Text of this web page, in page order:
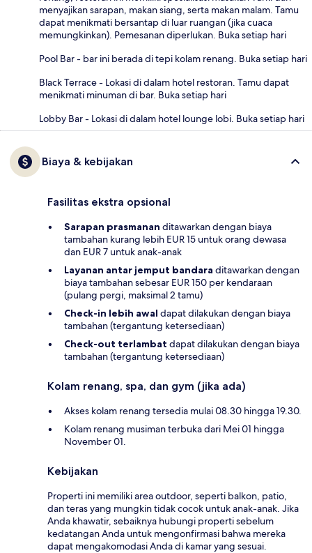
menyajikan sarapan, makan siang, serta makan malam. Tamu
dapat menikmati bersantap di luar ruangan (jika cuaca
memungkinkan). Pemesanan diperlukan. Buka setiap hari
Pool Bar - bar ini berada di tepi kolam renang. Buka setiap hari
Black Terrace - Lokasi di dalam hotel restoran. Tamu dapat
menikmati minuman di bar. Buka setiap hari
Lobby Bar - Lokasi di dalam hotel lounge lobi. Buka setiap hari
Biaya & kebijakan
Fasilitas ekstra opsional
Sarapan prasmanan ditawarkan dengan biaya
tambahan kurang lebih EUR 15 untuk orang dewasa
dan EUR 7 untuk anak-anak
Layanan antar jemput bandara ditawarkan dengan
biaya tambahan sebesar EUR 150 per kendaraan
(pulang pergi, maksimal 2 tamu)
Check-in lebih awal dapat dilakukan dengan biaya
tambahan (tergantung ketersediaan)
Check-out terlambat dapat dilakukan dengan biaya
tambahan (tergantung ketersediaan)
Kolam renang, spa, dan gym (jika ada)
Akses kolam renang tersedia mulai 08.30 hingga 19.30.
Kolam renang musiman terbuka dari Mei 01 hingga
November 01.
Kebijakan
Properti ini memiliki area outdoor, seperti balkon, patio,
dan teras yang mungkin tidak cocok untuk anak-anak. Jika
Anda khawatir, sebaiknya hubungi properti sebelum
kedatangan Anda untuk mengonfirmasi bahwa mereka
dapat mengakomodasi Anda di kamar yang sesuai.